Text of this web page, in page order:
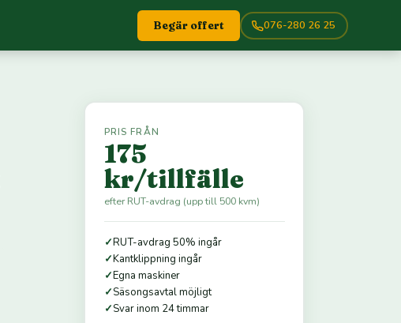
Begär offert 076-280 26 25
PRIS FRÅN
175
kr/tillfälle
efter RUT-avdrag (upp till 500 kvm)
✓RUT-avdrag 50% ingår
✓Kantklippning ingår
✓Egna maskiner
✓Säsongsavtal möjligt
✓Svar inom 24 timmar